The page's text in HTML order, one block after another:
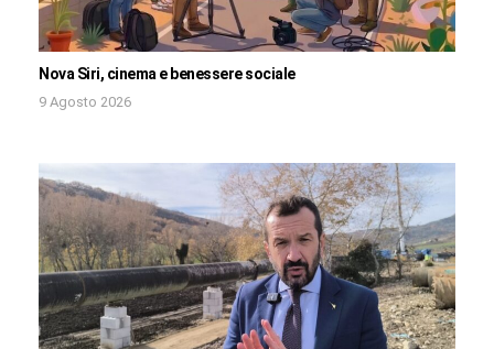
Nova Siri, cinema e benessere sociale
9 Agosto 2026